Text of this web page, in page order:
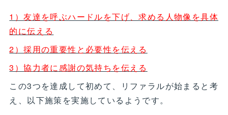
1）友達を呼ぶハードルを下げ、求める人物像を具体
的に伝える
2）採用の重要性と必要性を伝える
3）協力者に感謝の気持ちを伝える
この3つを達成して初めて、リファラルが始まると考
え、以下施策を実施しているようです。